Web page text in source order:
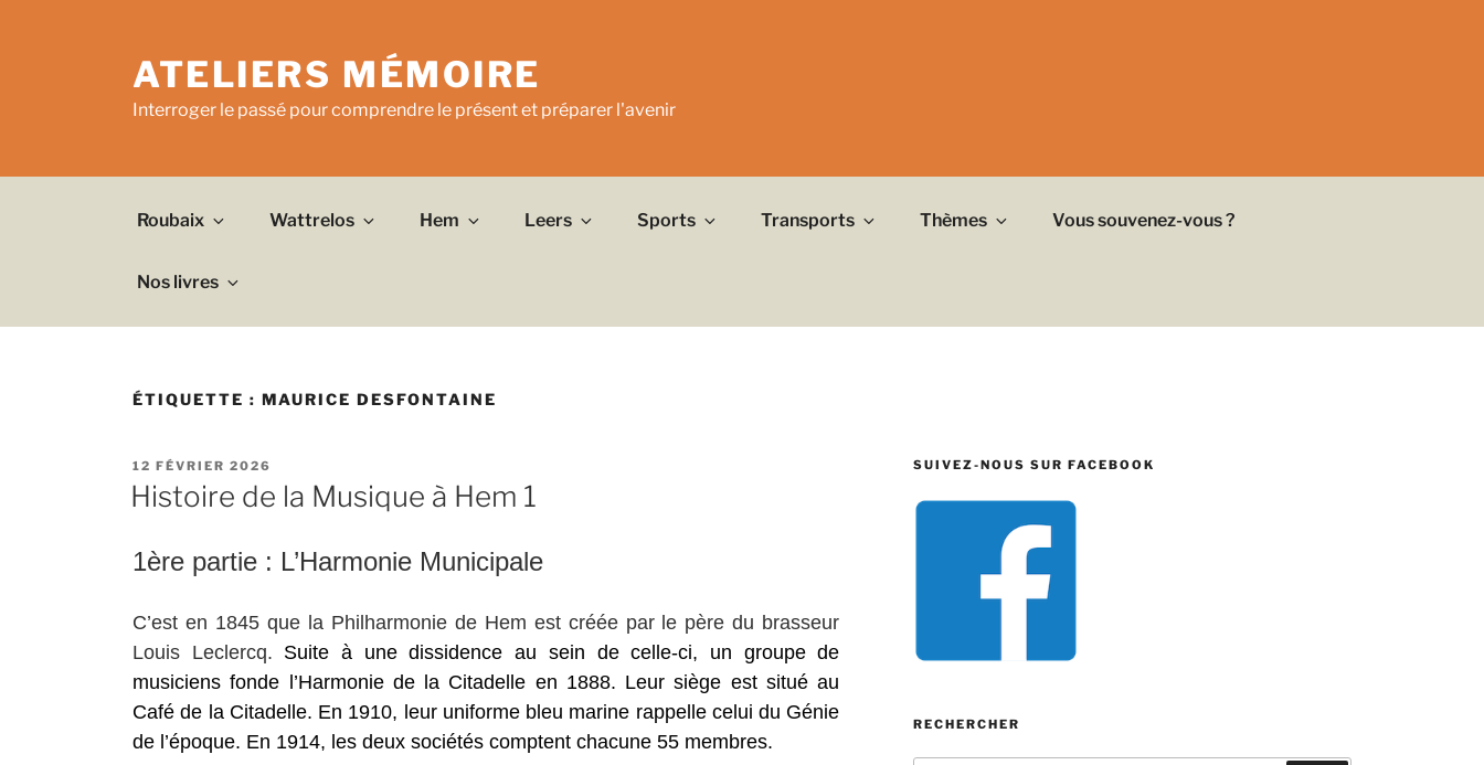
ATELIERS MÉMOIRE
Interroger le passé pour comprendre le présent et préparer l'avenir
Roubaix Wattrelos Hem Leers Sports Transports Thèmes Vous souvenez-vous ?
Nos livres
ÉTIQUETTE : MAURICE DESFONTAINE
PUBLIÉ
LE
12 FÉVRIER 2026
Histoire de la Musique à Hem 1
1ère partie : L’Harmonie Municipale
C’est en 1845 que la Philharmonie de Hem est créée par le père du brasseur
Louis Leclercq. Suite à une dissidence au sein de celle-ci, un groupe de
musiciens fonde l’Harmonie de la Citadelle en 1888. Leur siège est situé au
Café de la Citadelle. En 1910, leur uniforme bleu marine rappelle celui du Génie
de l’époque. En 1914, les deux sociétés comptent chacune 55 membres.
SUIVEZ-NOUS SUR FACEBOOK
RECHERCHER